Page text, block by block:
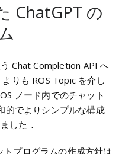
ChatGPT の
Chat Completion API へ
りも ROS Topic を介し
ノード内でのチャット
的でよりシンプルな構成
した．
プログラムの作成方針は